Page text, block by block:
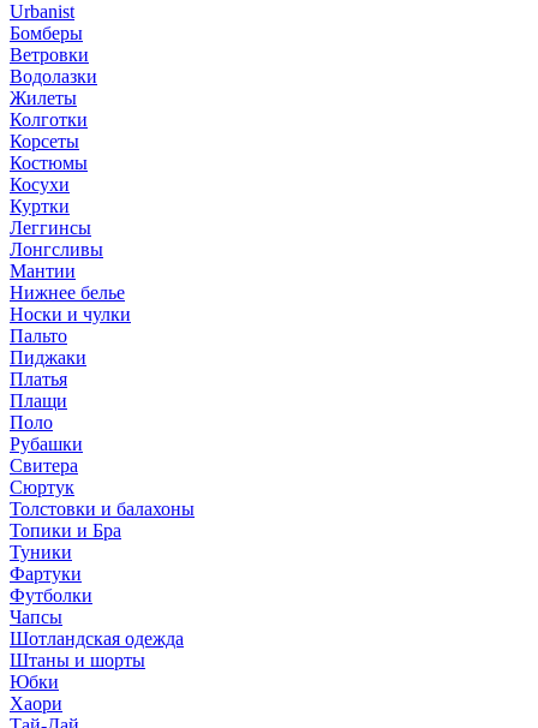
Urbanist
Бомберы
Ветровки
Водолазки
Жилеты
Колготки
Корсеты
Костюмы
Косухи
Куртки
Леггинсы
Лонгсливы
Мантии
Нижнее белье
Носки и чулки
Пальто
Пиджаки
Платья
Плащи
Поло
Рубашки
Свитера
Сюртук
Толстовки и балахоны
Топики и Бра
Туники
Фартуки
Футболки
Чапсы
Шотландская одежда
Штаны и шорты
Юбки
Хаори